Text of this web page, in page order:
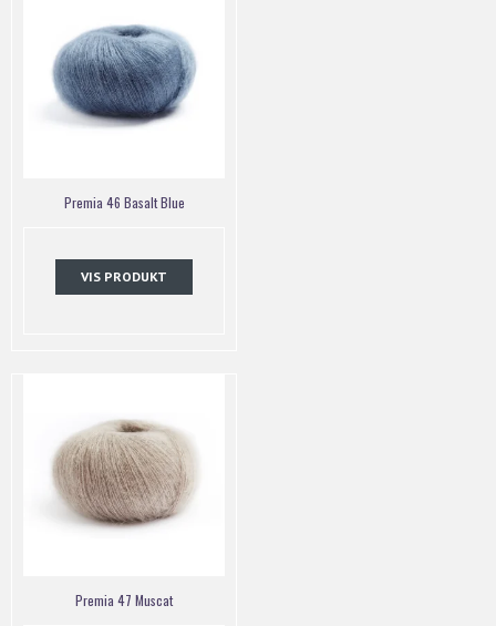
Premia 46 Basalt Blue
VIS PRODUKT
Premia 47 Muscat